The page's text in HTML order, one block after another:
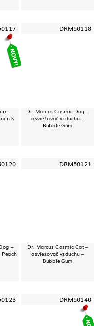
DRM50118
Dr. Marcus Cosmic Dog –
osviežovač vzduchu –
Bubble Gum
–
Peach
DRM50121
Dr. Marcus Cosmic Cat –
osviežovač vzduchu –
Bubble Gum
DRM50140